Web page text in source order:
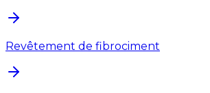
Revêtement de fibrociment